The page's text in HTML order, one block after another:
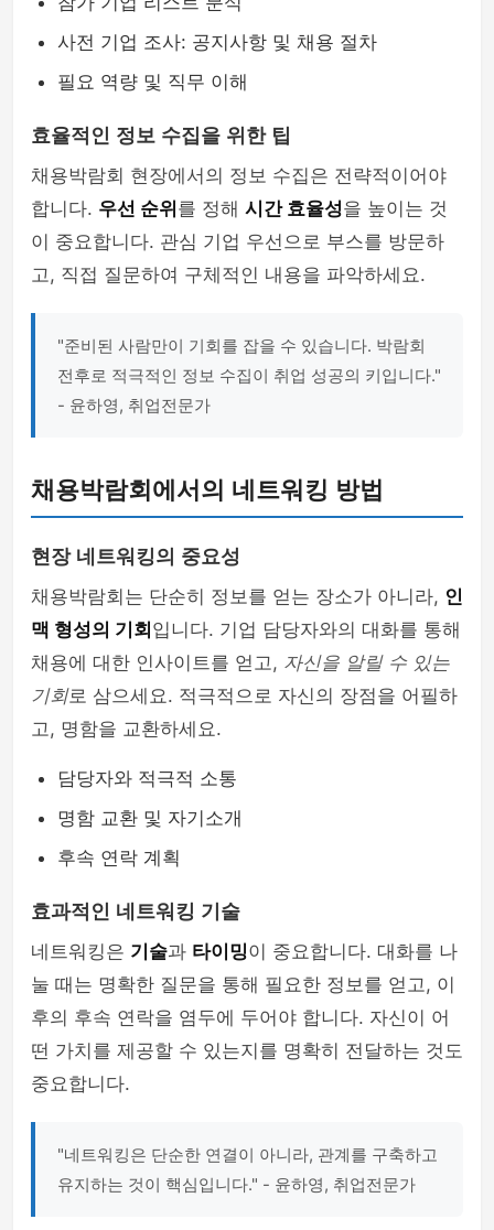
사전 기업 조사: 공지사항 및 채용 절차
필요 역량 및 직무 이해
효율적인 정보 수집을 위한 팁
채용박람회 현장에서의 정보 수집은 전략적이어야
합니다. 우선 순위 를 정해 시간 효율성을 높이는 것
이 중요합니다. 관심 기업 우선으로 부스를 방문하
고, 직접 질문하여 구체적인 내용을 파악하세요.
"준비된 사람만이 기회를 잡을 수 있습니다. 박람회
전후로 적극적인 정보 수집이 취업 성공의 키입니다."
- 윤하영, 취업전문가
채용박람회에서의 네트워킹 방법
현장 네트워킹의 중요성
채용박람회는 단순히 정보를 얻는 장소가 아니라, 인
맥 형성의 기회 입니다. 기업 담당자와의 대화를 통해
채용에 대한 인사이트를 얻고, 자신을 알릴 수 있는
기회로 삼으세요. 적극적으로 자신의 장점을 어필하
고, 명함을 교환하세요.
담당자와 적극적 소통
명함 교환 및 자기소개
후속 연락 계획
효과적인 네트워킹 기술
네트워킹은 기술과 타이밍이 중요합니다. 대화를 나
눌 때는 명확한 질문을 통해 필요한 정보를 얻고, 이
후의 후속 연락을 염두에 두어야 합니다. 자신이 어
떤 가치를 제공할 수 있는지를 명확히 전달하는 것도
중요합니다.
"네트워킹은 단순한 연결이 아니라, 관계를 구축하고
유지하는 것이 핵심입니다." - 윤하영, 취업전문가